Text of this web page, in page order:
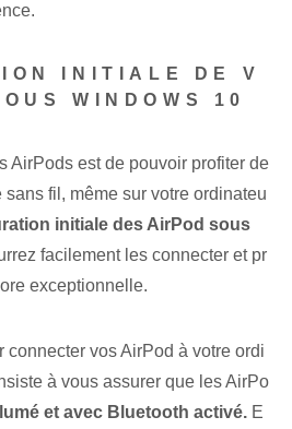
INITIALE DE V
WINDOWS 10
AirPods est de pouvoir profiter de
fil, même sur votre ordinateu
initiale des AirPod sous
facilement les connecter et pr
exceptionnelle.
connecter vos AirPod à votre ordi
à vous assurer que les AirPo
et avec Bluetooth activé. E